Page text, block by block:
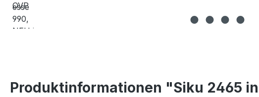
Produktinformationen "Siku 2465 in